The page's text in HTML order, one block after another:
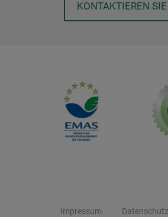
KONTAKTIEREN
Impressum Datenschutz